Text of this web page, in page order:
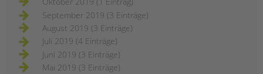
September 2019 (3 Einträge)
August 2019 (3 Einträge)
Juli 2019 (4 Einträge)
Juni 2019 (3 Einträge)
Mai 2019 (3 Einträge)